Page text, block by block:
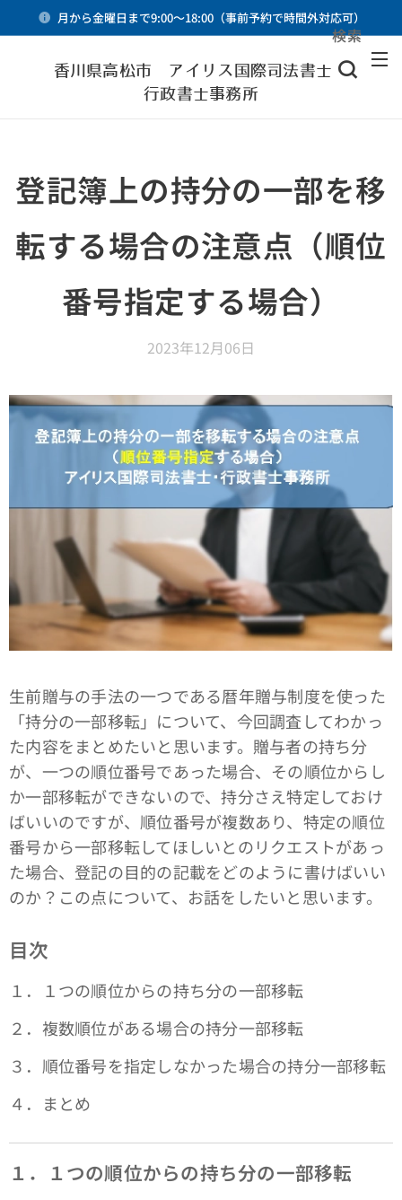
月から金曜日まで9:00～18:00（事前予約で時間外対応可）
香川県高松市 アイリス国際司法書士・
行政書士事務所
検索
登記簿上の持分の一部を移
転する場合の注意点（順位
番号指定する場合）
2023年12月06日
生前贈与の手法の一つである暦年贈与制度を使った
「持分の一部移転」について、今回調査してわかっ
た内容をまとめたいと思います。贈与者の持ち分
が、一つの順位番号であった場合、その順位からし
か一部移転ができないので、持分さえ特定しておけ
ばいいのですが、順位番号が複数あり、特定の順位
番号から一部移転してほしいとのリクエストがあっ
た場合、登記の目的の記載をどのように書けばいい
のか？この点について、お話をしたいと思います。
目次
１．１つの順位からの持ち分の一部移転
２．複数順位がある場合の持分一部移転
３．順位番号を指定しなかった場合の持分一部移転
４．まとめ
１．１つの順位からの持ち分の一部移転